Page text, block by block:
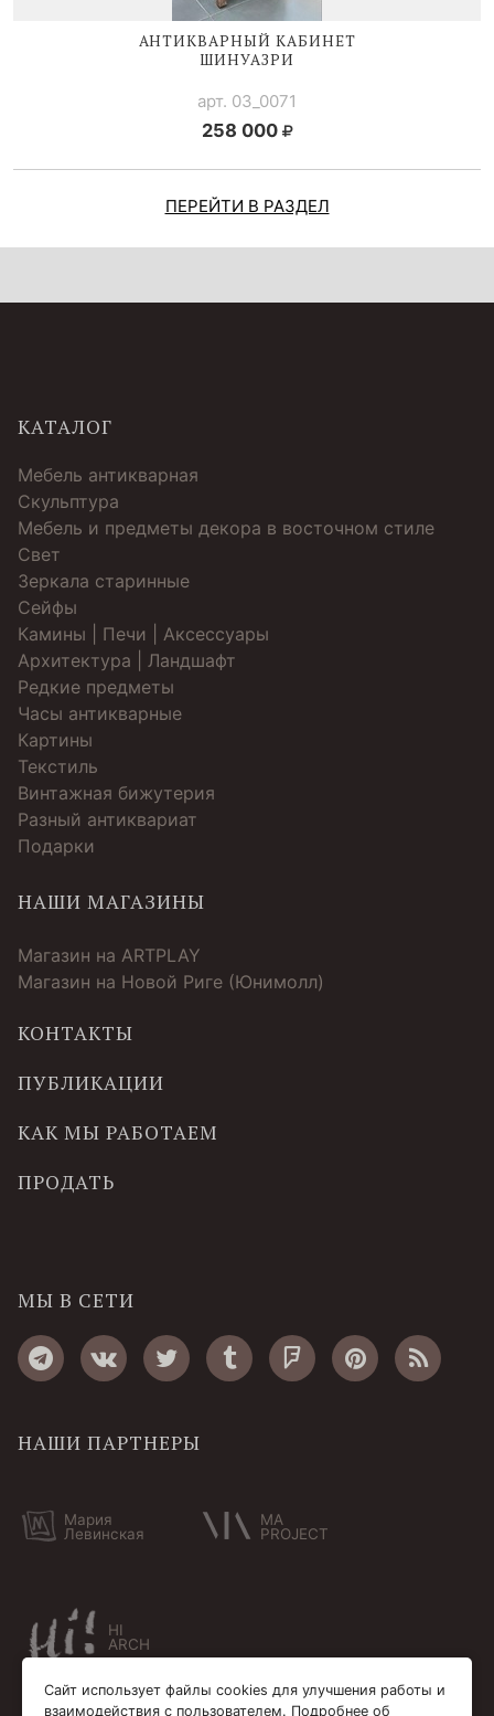
АНТИКВАРНЫЙ КАБИНЕТ
ШИНУАЗРИ
арт. 03_0071
258 000
ПЕРЕЙТИ В РАЗДЕЛ
КАТАЛОГ
Мебель антикварная
Скульптура
Мебель и предметы декора в восточном стиле
Свет
Зеркала старинные
Cейфы
Камины | Печи | Аксессуары
Архитектура | Ландшафт
Редкие предметы
Часы антикварные
Картины
Текстиль
Винтажная бижутерия
Разный антиквариат
Подарки
НАШИ МАГАЗИНЫ
Магазин на ARTPLAY
Магазин на Новой Риге (Юнимолл)
КОНТАКТЫ
ПУБЛИКАЦИИ
КАК МЫ РАБОТАЕМ
ПРОДАТЬ
МЫ В СЕТИ
НАШИ ПАРТНЕРЫ
Мария
Левинская
MA
PROJECT
HI
ARCH
Сайт использует файлы cookies для улучшения работы и
взаимодействия с пользователем. Подробнее об